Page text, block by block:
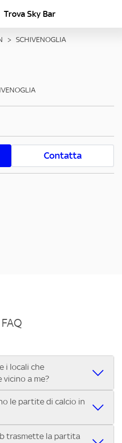
Trova Sky Bar
> SCHIVENOGLIA
Contatta
FAQ
i locali che
a me?
o locale vicino a te per
la Serie C Sky Wifi, la
UEFA Europa League, la UEFA
la Formula 1®, la MotoGP™ e
le partite di calcio in
o ristoranti mostrano le partite
trasmette la partita